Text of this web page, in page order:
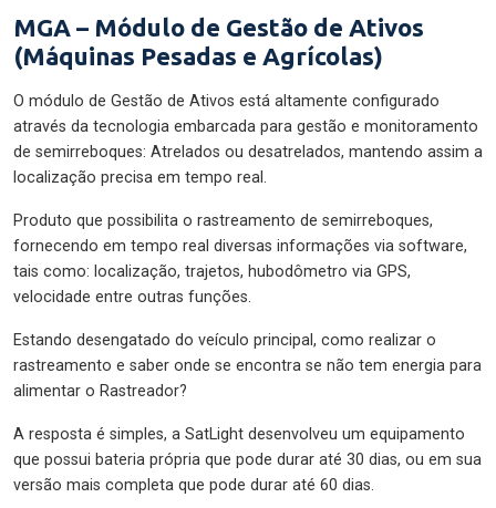
MGA – Módulo de Gestão de Ativos
(Máquinas Pesadas e Agrícolas)
O módulo de Gestão de Ativos está altamente configurado
através da tecnologia embarcada para gestão e monitoramento
de semirreboques: Atrelados ou desatrelados, mantendo assim a
localização precisa em tempo real.
Produto que possibilita o rastreamento de semirreboques,
fornecendo em tempo real diversas informações via software,
tais como: localização, trajetos, hubodômetro via GPS,
velocidade entre outras funções.
Estando desengatado do veículo principal, como realizar o
rastreamento e saber onde se encontra se não tem energia para
alimentar o Rastreador?
A resposta é simples, a SatLight desenvolveu um equipamento
que possui bateria própria que pode durar até 30 dias, ou em sua
versão mais completa que pode durar até 60 dias.